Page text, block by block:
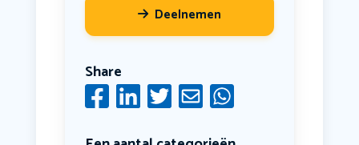
Deelnemen
Share